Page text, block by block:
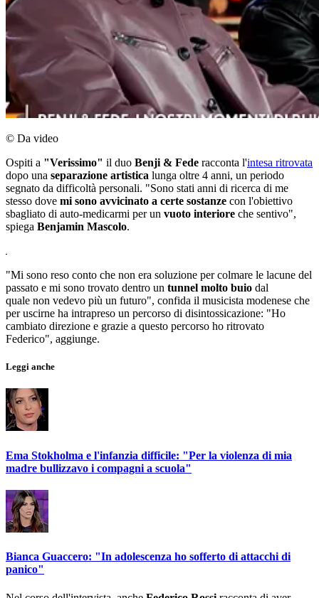
© Da video
Ospiti a "Verissimo" il duo Benji & Fede racconta l'intesa ritrovata
dopo una separazione artistica lunga oltre 4 anni, un periodo
segnato da difficoltà personali. "Sono stati anni di ricerca di me
stesso dove mi sono avvicinato a certe sostanze con l'obiettivo
sbagliato di auto-medicarmi per un vuoto interiore che sentivo",
spiega Benjamin Mascolo.
"Mi sono reso conto che non era soluzione per colmare le lacune del
passato e mi sono trovato dentro un tunnel molto buio dal
quale non vedevo più un futuro", confida il musicista modenese che
per uscirne ha intrapreso un percorso di disintossicazione: "Ho
cambiato direzione e grazie a questo percorso ho ritrovato
Federico", aggiunge.
Leggi anche
Ema Stokholma e l'infanzia difficile: "Per la violenza di mia
madre bullizzavo i compagni a scuola"
Bianca Guaccero: "In adolescenza ho sofferto di attacchi di
panico"